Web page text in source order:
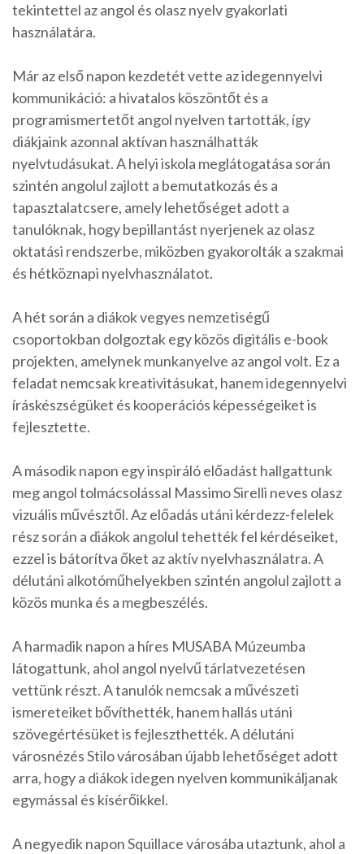
tekintettel az angol és olasz nyelv gyakorlati
használatára.
Már az első napon kezdetét vette az idegennyelvi
kommunikáció: a hivatalos köszöntőt és a
programismertetőt angol nyelven tartották, így
diákjaink azonnal aktívan használhatták
nyelvtudásukat. A helyi iskola meglátogatása során
szintén angolul zajlott a bemutatkozás és a
tapasztalatcsere, amely lehetőséget adott a
tanulóknak, hogy bepillantást nyerjenek az olasz
oktatási rendszerbe, miközben gyakorolták a szakmai
és hétköznapi nyelvhasználatot.
A hét során a diákok vegyes nemzetiségű
csoportokban dolgoztak egy közös digitális e-book
projekten, amelynek munkanyelve az angol volt. Ez a
feladat nemcsak kreativitásukat, hanem idegennyelvi
íráskészségüket és kooperációs képességeiket is
fejlesztette.
A második napon egy inspiráló előadást hallgattunk
meg angol tolmácsolással Massimo Sirelli neves olasz
vizuális művésztől. Az előadás utáni kérdezz-felelek
rész során a diákok angolul tehették fel kérdéseiket,
ezzel is bátorítva őket az aktív nyelvhasználatra. A
délutáni alkotóműhelyekben szintén angolul zajlott a
közös munka és a megbeszélés.
A harmadik napon a híres MUSABA Múzeumba
látogattunk, ahol angol nyelvű tárlatvezetésen
vettünk részt. A tanulók nemcsak a művészeti
ismereteiket bővíthették, hanem hallás utáni
szövegértésüket is fejleszthették. A délutáni
városnézés Stilo városában újabb lehetőséget adott
arra, hogy a diákok idegen nyelven kommunikáljanak
egymással és kísérőikkel.
A negyedik napon Squillace városába utaztunk, ahol a